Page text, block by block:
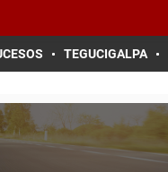
TEGUCIGALPA